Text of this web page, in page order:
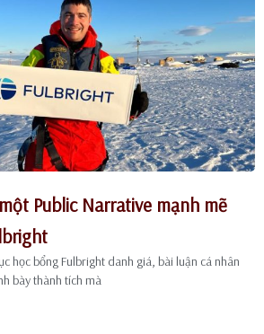
Public Narrative mạnh mẽ
học bổng Fulbright danh giá, bài luận cá nhân
bày thành tích mà